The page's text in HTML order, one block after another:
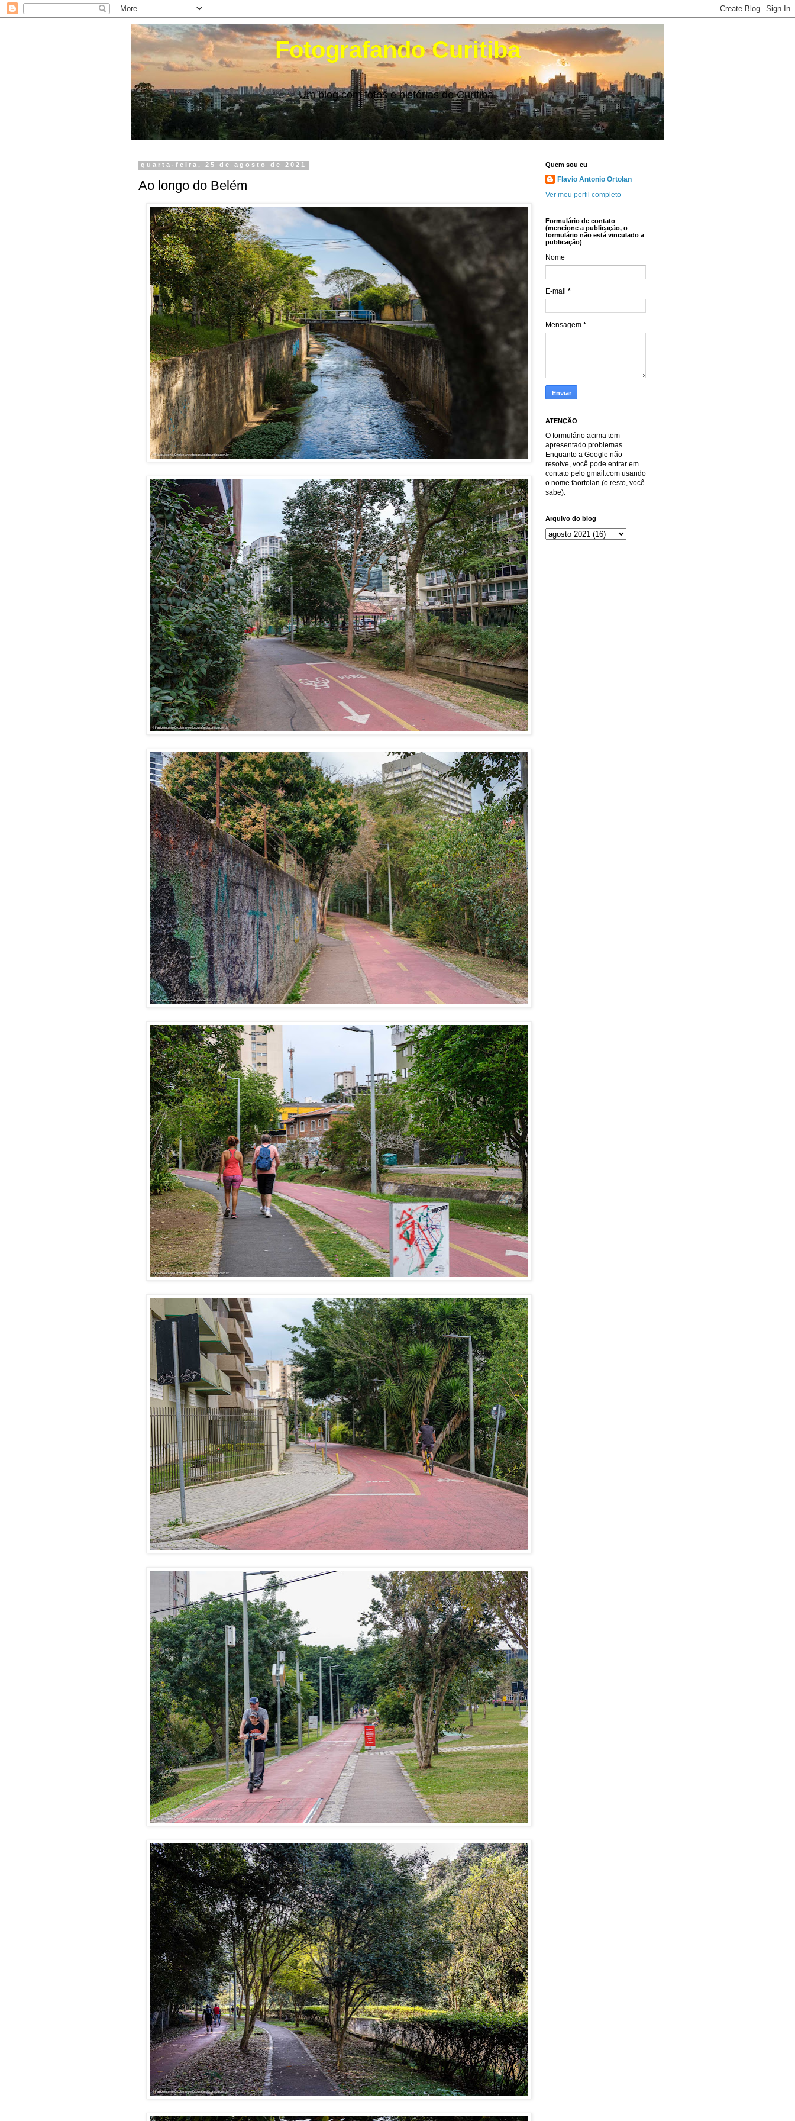
Fotografando Curitiba
Um blog com fotos e histórias de Curitiba.
quarta-feira, 25 de agosto de 2021
Ao longo do Belém
Quem sou eu
Flavio Antonio Ortolan
Ver meu perfil completo
Formulário de contato
(mencione a publicação, o
formulário não está vinculado a
publicação)
Nome
E-mail *
Mensagem *
ATENÇÃO
O formulário acima tem
apresentado problemas.
Enquanto a Google não
resolve, você pode entrar em
contato pelo gmail.com usando
o nome faortolan (o resto, você
sabe).
Arquivo do blog